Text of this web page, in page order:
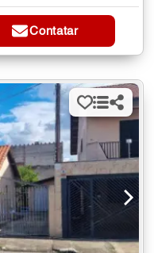
Contatar